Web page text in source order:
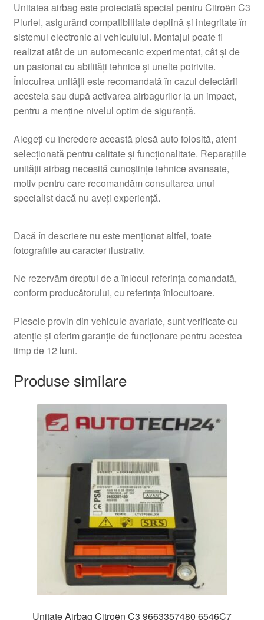
Unitatea airbag este proiectată special pentru Citroën C3
Pluriel, asigurând compatibilitate deplină şi integritate în
sistemul electronic al vehiculului. Montajul poate fi
realizat atât de un automecanic experimentat, cât şi de
un pasionat cu abilităţi tehnice şi unelte potrivite.
Înlocuirea unităţii este recomandată în cazul defectării
acesteia sau după activarea airbagurilor la un impact,
pentru a menţine nivelul optim de siguranţă.
Alegeţi cu încredere această piesă auto folosită, atent
selecționată pentru calitate şi funcţionalitate. Reparațiile
unității airbag necesită cunoștințe tehnice avansate,
motiv pentru care recomandăm consultarea unui
specialist dacă nu aveți experienţă.
Dacă în descriere nu este menționat altfel, toate
fotografiile au caracter ilustrativ.
Ne rezervăm dreptul de a înlocui referința comandată,
conform producătorului, cu referința înlocuitoare.
Piesele provin din vehicule avariate, sunt verificate cu
atenție și oferim garanție de funcționare pentru acestea
timp de 12 luni.
Produse similare
Unitate Airbag Citroën C3 9663357480 6546C7